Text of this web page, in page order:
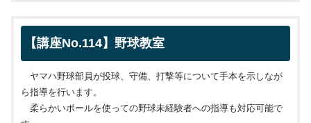
【講座No.114】野球教室
ヤマハ野球部員が投球、守備、打撃等について手本を示しなが
ら指導を行います。
柔らかいボールを使っての野球未経験者への指導も対応可能で